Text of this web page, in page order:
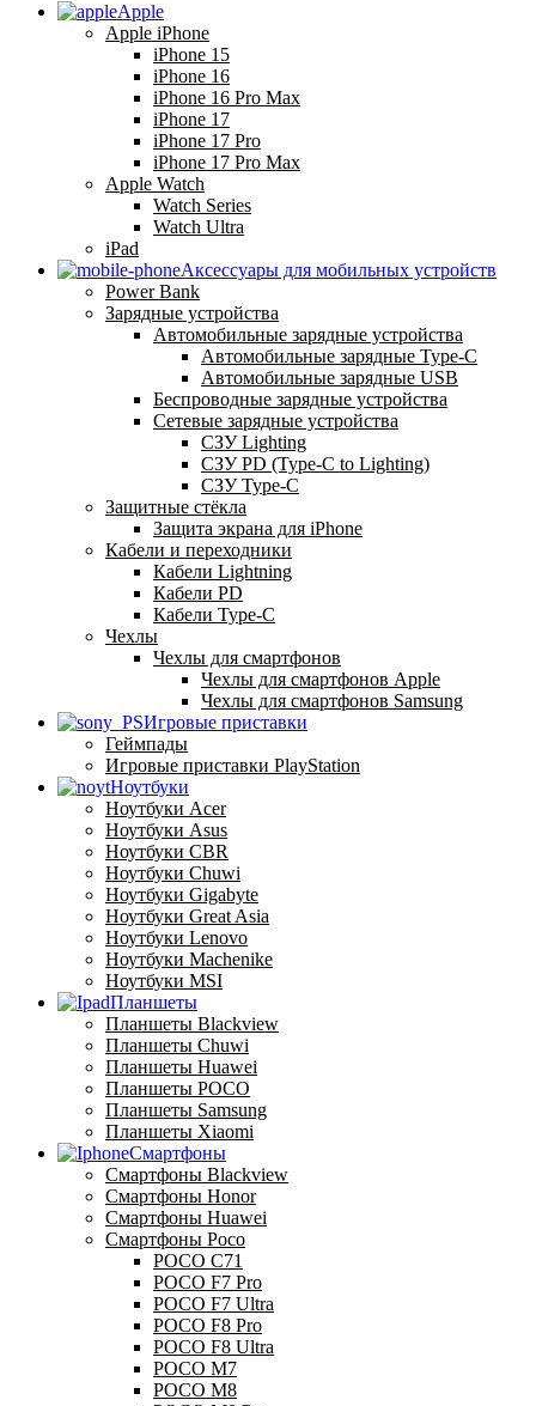
Apple
Apple iPhone
iPhone 15
iPhone 16
iPhone 16 Pro Max
iPhone 17
iPhone 17 Pro
iPhone 17 Pro Max
Apple Watch
Watch Series
Watch Ultra
iPad
Аксессуары для мобильных устройств
Power Bank
Зарядные устройства
Автомобильные зарядные устройства
Автомобильные зарядные Type-C
Автомобильные зарядные USB
Беспроводные зарядные устройства
Сетевые зарядные устройства
СЗУ Lighting
СЗУ PD (Type-C to Lighting)
СЗУ Type-C
Защитные стёкла
Защита экрана для iPhone
Кабели и переходники
Кабели Lightning
Кабели PD
Кабели Type-C
Чехлы
Чехлы для смартфонов
Чехлы для смартфонов Apple
Чехлы для смартфонов Samsung
Игровые приставки
Геймпады
Игровые приставки PlayStation
Ноутбуки
Ноутбуки Acer
Ноутбуки Asus
Ноутбуки CBR
Ноутбуки Chuwi
Ноутбуки Gigabyte
Ноутбуки Great Asia
Ноутбуки Lenovo
Ноутбуки Machenike
Ноутбуки MSI
Планшеты
Планшеты Blackview
Планшеты Chuwi
Планшеты Huawei
Планшеты POCO
Планшеты Samsung
Планшеты Xiaomi
Смартфоны
Смартфоны Blackview
Смартфоны Honor
Смартфоны Huawei
Смартфоны Poco
POCO C71
POCO F7 Pro
POCO F7 Ultra
POCO F8 Pro
POCO F8 Ultra
POCO M7
POCO M8